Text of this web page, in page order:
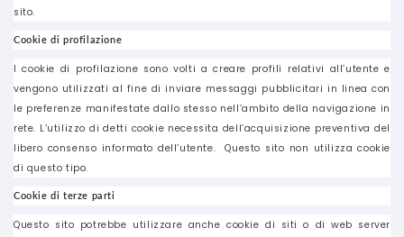
sito.
Cookie di profilazione
I cookie di profilazione sono volti a creare profili relativi all’utente e
vengono utilizzati al fine di inviare messaggi pubblicitari in linea con
le preferenze manifestate dallo stesso nell’ambito della navigazione in
rete. L’utilizzo di detti cookie necessita dell’acquisizione preventiva del
libero consenso informato dell’utente. Questo sito non utilizza cookie
di questo tipo.
Cookie di terze parti
Questo sito potrebbe utilizzare anche cookie di siti o di web server